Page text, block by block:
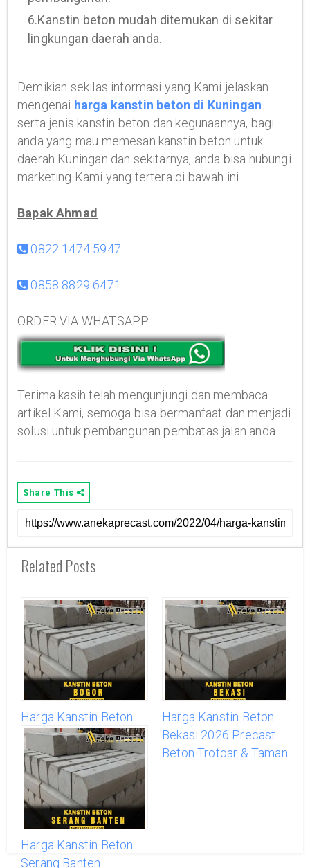
6.Kanstin beton mudah ditemukan di sekitar
lingkungan daerah anda.
Demikian sekilas informasi yang Kami jelaskan
mengenai harga kanstin beton di Kuningan
serta jenis kanstin beton dan kegunaannya, bagi
anda yang mau memesan kanstin beton untuk
daerah Kuningan dan sekitarnya, anda bisa hubungi
marketing Kami yang tertera di bawah ini.
Bapak Ahmad
0822 1474 5947
0858 8829 6471
ORDER VIA WHATSAPP
Terima kasih telah mengunjungi dan membaca
artikel Kami, semoga bisa bermanfaat dan menjadi
solusi untuk pembangunan pembatas jalan anda.
Share This
Related Posts
Harga Kanstin Beton
Bogor 2026 Precast
Beton Trotoar & Taman
Harga Kanstin Beton
Bekasi 2026 Precast
Beton Trotoar & Taman
Harga Kanstin Beton
Serang Banten